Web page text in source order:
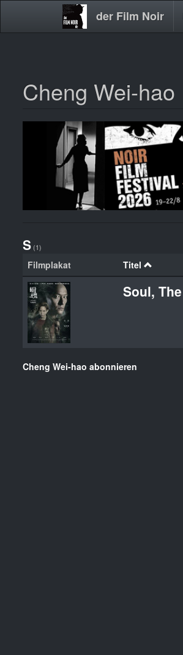
der Film Noir
Main
Cheng Wei-hao
S (1)
Filmplakat Titel
Soul, The
Cheng Wei-hao abonnieren